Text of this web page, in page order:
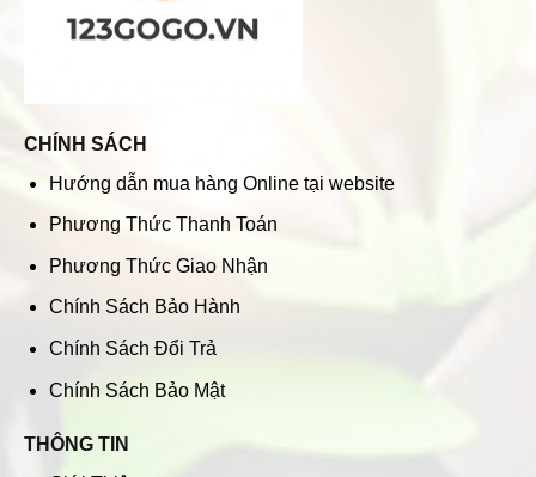
CHÍNH SÁCH
Hướng dẫn mua hàng Online tại website
Phương Thức Thanh Toán
Phương Thức Giao Nhận
Chính Sách Bảo Hành
Chính Sách Đổi Trả
Chính Sách Bảo Mật
THÔNG TIN